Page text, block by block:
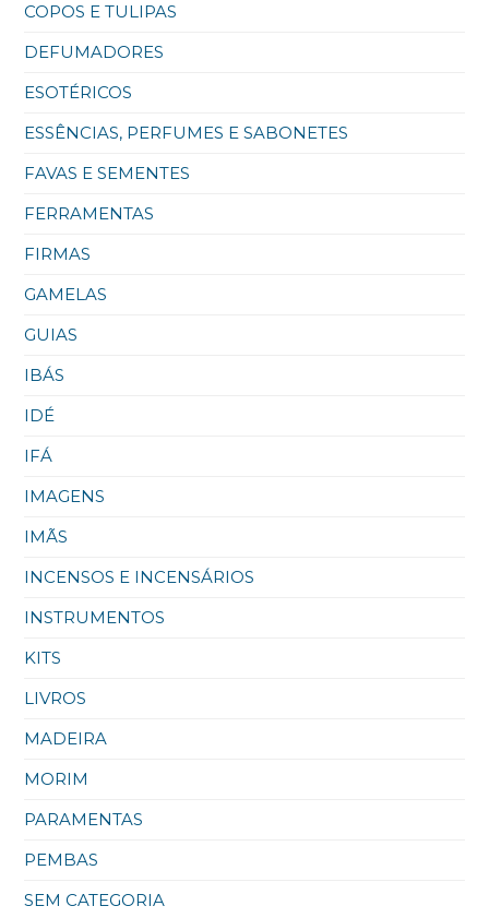
COPOS E TULIPAS
DEFUMADORES
ESOTÉRICOS
ESSÊNCIAS, PERFUMES E SABONETES
FAVAS E SEMENTES
FERRAMENTAS
FIRMAS
GAMELAS
GUIAS
IBÁS
IDÉ
IFÁ
IMAGENS
IMÃS
INCENSOS E INCENSÁRIOS
INSTRUMENTOS
KITS
LIVROS
MADEIRA
MORIM
PARAMENTAS
PEMBAS
SEM CATEGORIA